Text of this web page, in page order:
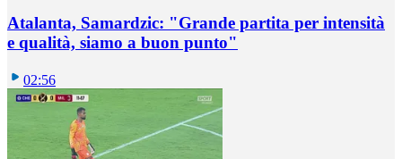
Atalanta, Samardzic: "Grande partita per intensità
e qualità, siamo a buon punto"
02:56